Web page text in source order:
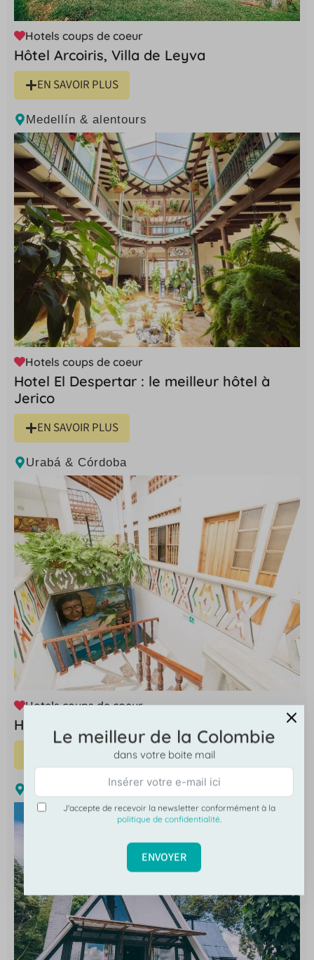
Hotels coups de coeur
Hôtel Arcoiris, Villa de Leyva
EN SAVOIR PLUS
Medellín & alentours
Hotels coups de coeur
Hotel El Despertar : le meilleur hôtel à
Jerico
EN SAVOIR PLUS
Urabá & Córdoba
Hotels coups de coeur
Hotel Punta Caribana à Necocli
EN SAVOIR PLUS
Le meilleur de la Colombie
dans votre boite mail
J'accepte de recevoir la newsletter conformément à la
politique de confidentialité.
ENVOYER